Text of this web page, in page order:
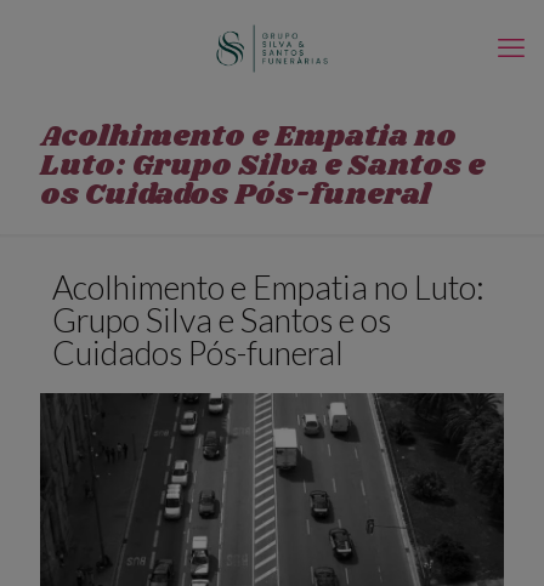
Acolhimento e Empatia no
Luto: Grupo Silva e Santos e
os Cuidados Pós-funeral
Acolhimento e Empatia no Luto:
Grupo Silva e Santos e os
Cuidados Pós-funeral